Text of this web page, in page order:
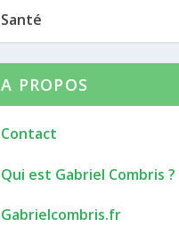
Santé
A PROPOS
Contact
Qui est Gabriel Combris ?
Gabrielcombris.fr